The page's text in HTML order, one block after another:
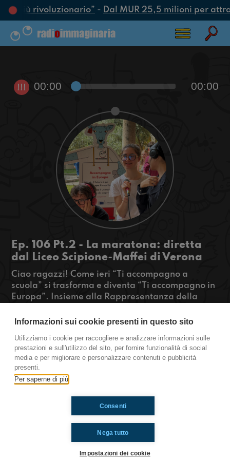
più rivoluzionario”- Dal MUR 25,5 milioni per
!!! 00:00 00:00
Ep. 106 Pt.2 - La maratona: diretta
dal Liceo Scipione-Maffei di Verona
Ciao ragazzi! Come ieri “Ti accompagno a
scuola” si trasforma e diventa “Ti accompagno in
Europa”. Insieme alla Rappresentanza della
diretta dal Liceo Classico e Linguistico Sciopione
puntata: Josè Sebastiani, Vincenzo Schettini,
Greta Esposito, Ivan Maggini e Rondine.
https://www.radioimmaginaria.it
Ti è piaciuto? Condividilo!
Informazioni sui cookie presenti in questo sito
Utilizziamo i cookie per raccogliere e analizzare informazioni sulle
prestazioni e sull'utilizzo del sito, per fornire funzionalità di social
media e per migliorare e personalizzare contenuti e pubblicità
presenti.
Per saperne di più
Nega tutto
Consenti
Impostazioni dei cookie